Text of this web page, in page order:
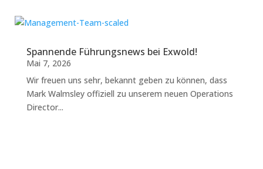
Spannende Führungsnews bei Exwold!
Mai 7, 2026
Wir freuen uns sehr, bekannt geben zu können, dass
Mark Walmsley offiziell zu unserem neuen Operations
Director...